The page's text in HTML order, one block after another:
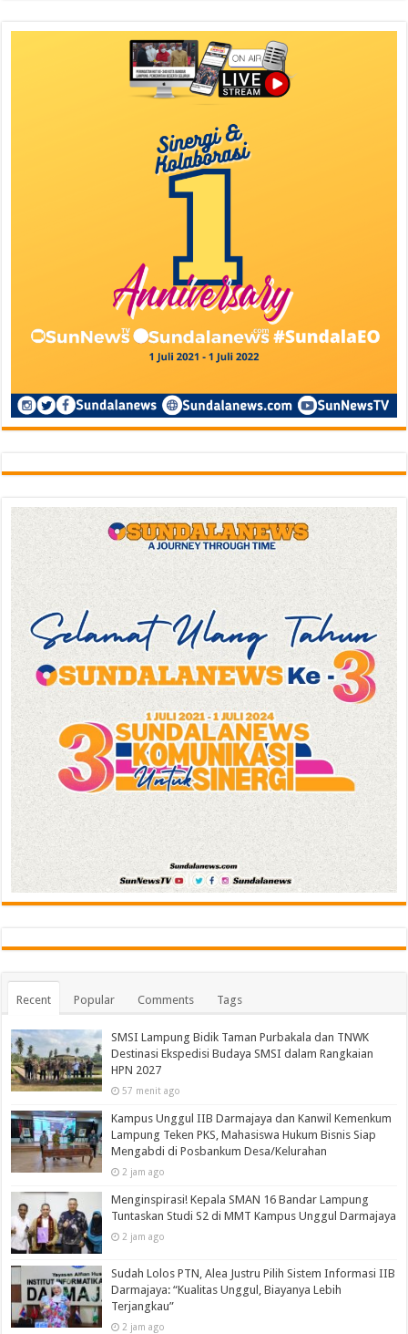
Recent Popular Comments Tags
SMSI Lampung Bidik Taman Purbakala dan TNWK
Destinasi Ekspedisi Budaya SMSI dalam Rangkaian
HPN 2027
57 menit ago
Kampus Unggul IIB Darmajaya dan Kanwil Kemenkum
Lampung Teken PKS, Mahasiswa Hukum Bisnis Siap
Mengabdi di Posbankum Desa/Kelurahan
2 jam ago
Menginspirasi! Kepala SMAN 16 Bandar Lampung
Tuntaskan Studi S2 di MMT Kampus Unggul Darmajaya
2 jam ago
Sudah Lolos PTN, Alea Justru Pilih Sistem Informasi IIB
Darmajaya: “Kualitas Unggul, Biayanya Lebih
Terjangkau”
2 jam ago